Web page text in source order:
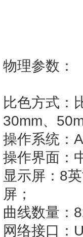
物理参数：
比色方式：
30mm、
操作系统：
操作界面：
显示屏：8
屏；
曲线数量：
网络接口：